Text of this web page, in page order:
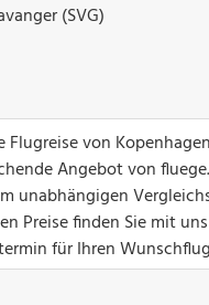
(SVG)
Flugreise von
Angebot von
unabhängigen
Preise finden Sie mit
für Ihren